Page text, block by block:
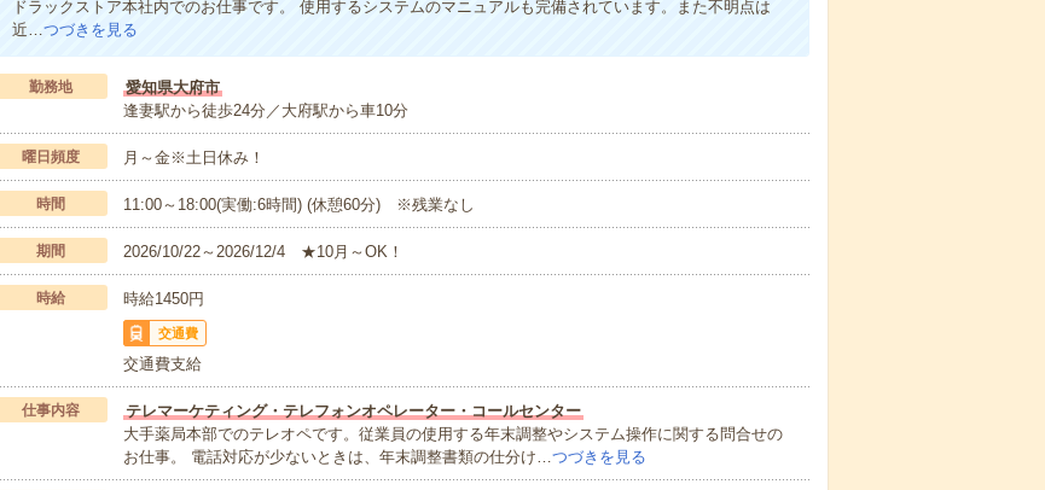
ドラックストア本社内でのお仕事です。 使用するシステムのマニュアルも完備されています。また不明点は
近…つづきを見る
勤務地
愛知県大府市
逢妻駅から徒歩24分／大府駅から車10分
曜日頻度 月～金※土日休み！
時間 11:00～18:00(実働:6時間) (休憩60分) ※残業なし
期間 2026/10/22～2026/12/4 ★10月～OK！
時給 時給1450円
交通費
交通費支給
仕事内容
テレマーケティング・テレフォンオペレーター・コールセンター
大手薬局本部でのテレオペです。従業員の使用する年末調整やシステム操作に関する問合せの
お仕事。 電話対応が少ないときは、年末調整書類の仕分け…つづきを見る